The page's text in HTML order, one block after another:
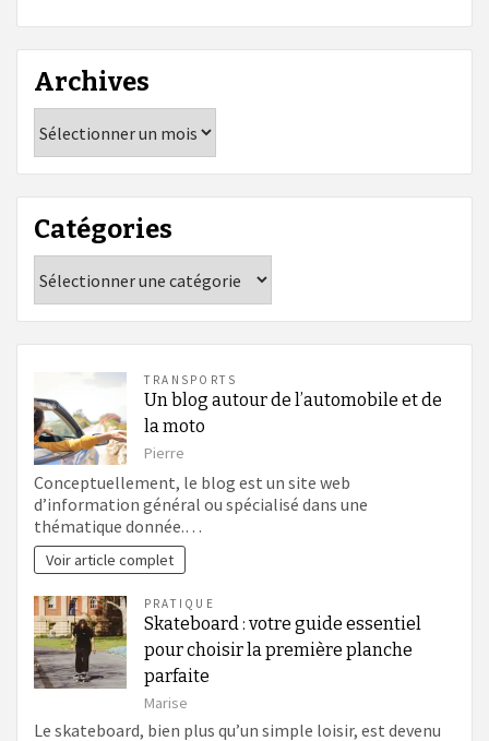
Archives
Catégories
TRANSPORTS
Un blog autour de l’automobile et de
la moto
Pierre
Conceptuellement, le blog est un site web
d’information général ou spécialisé dans une
thématique donnée.…
Voir article complet
PRATIQUE
Skateboard : votre guide essentiel
pour choisir la première planche
parfaite
Marise
Le skateboard, bien plus qu’un simple loisir, est devenu